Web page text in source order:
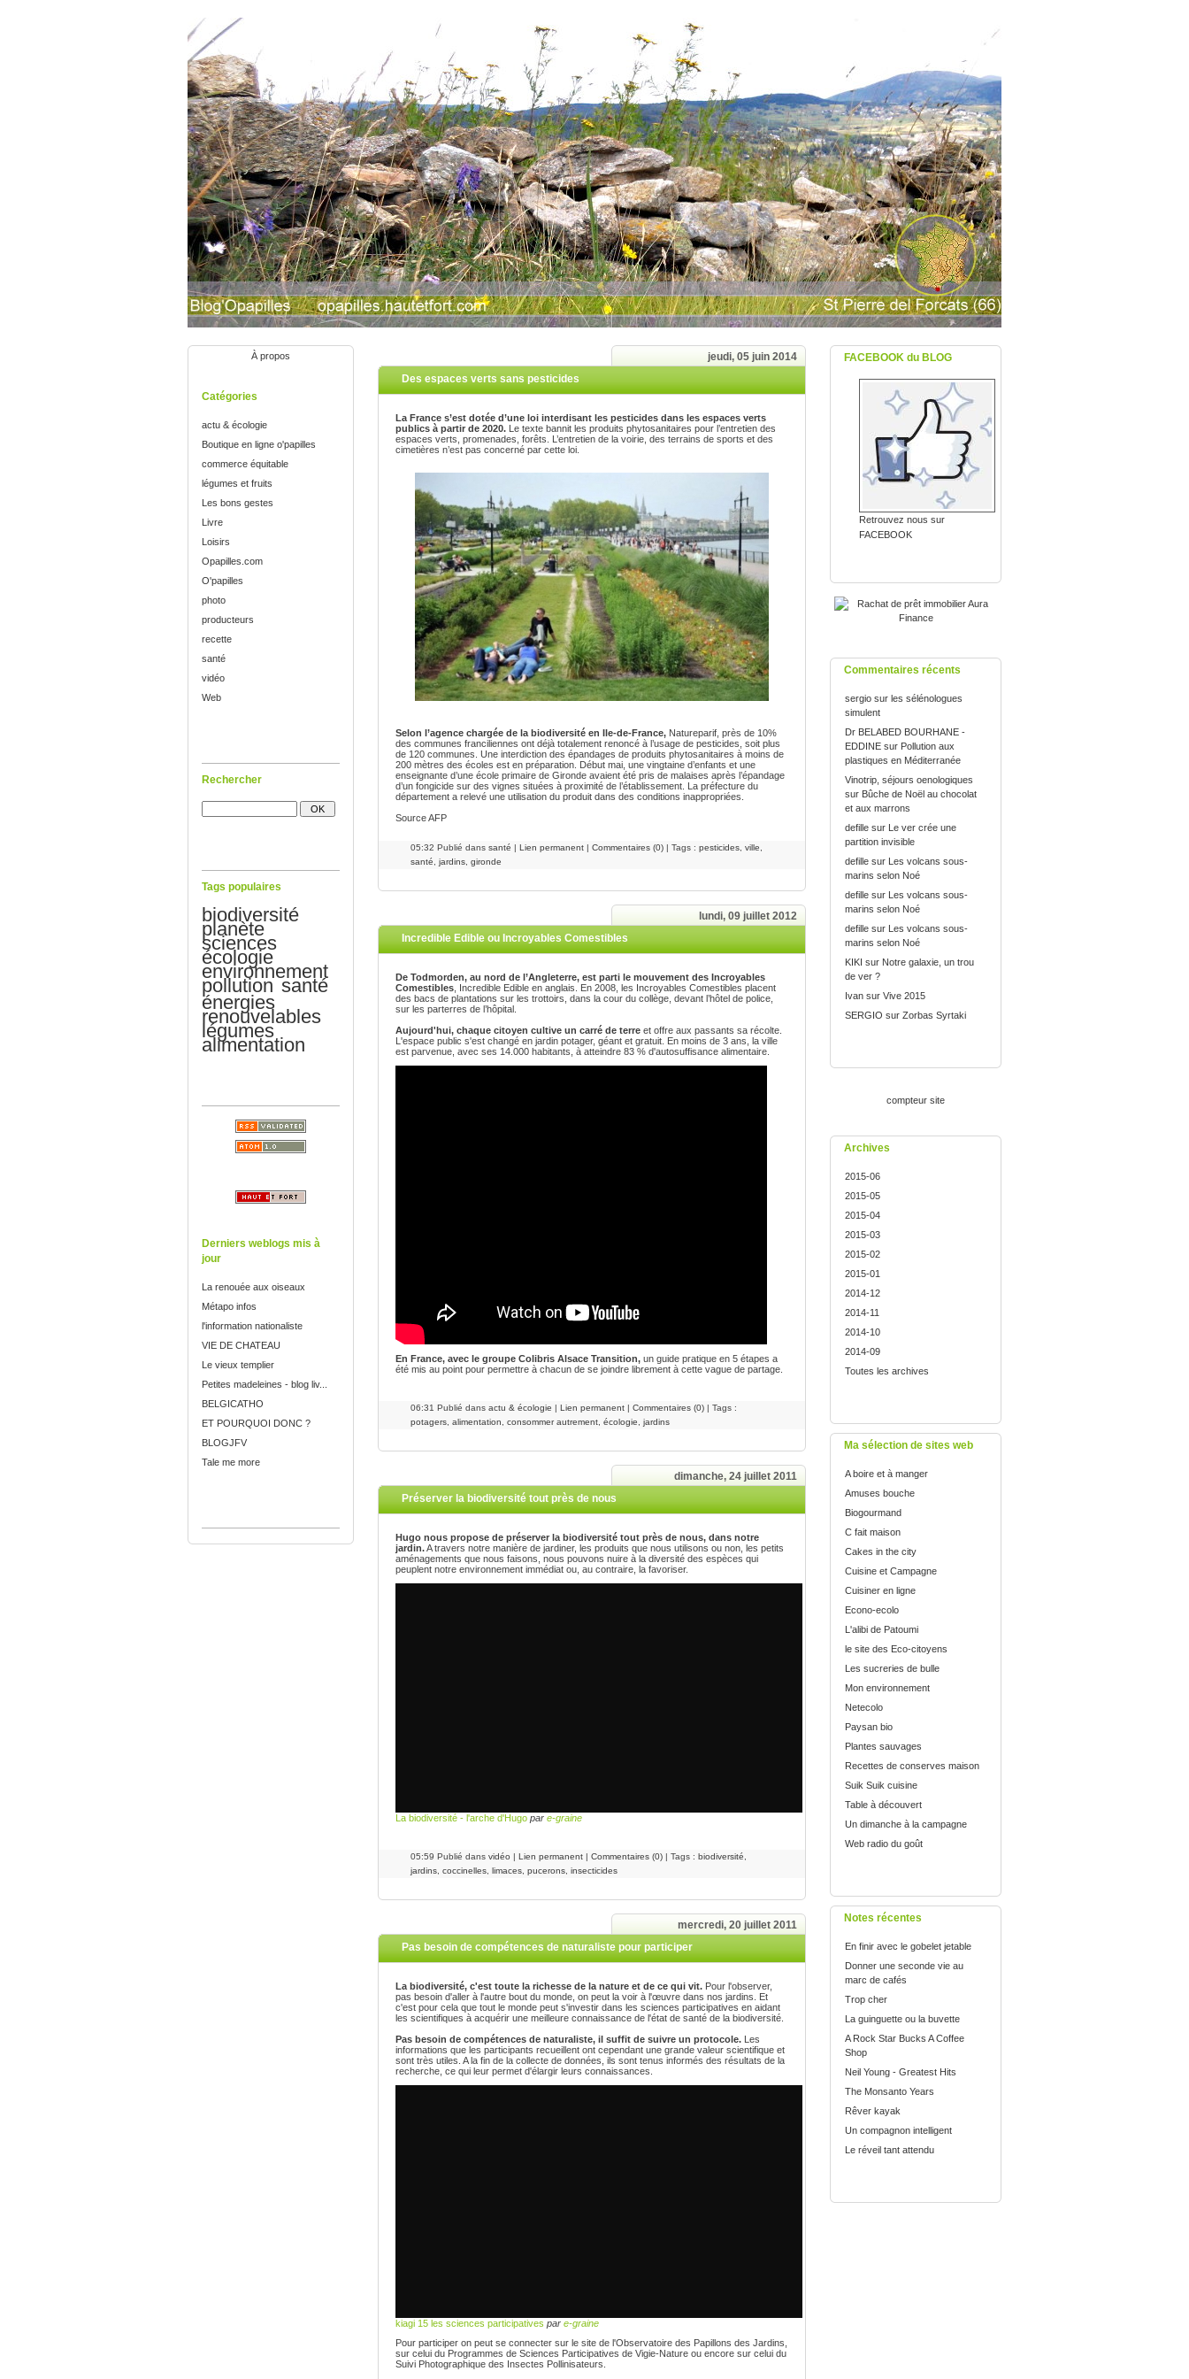
À propos
Catégories
actu & écologie
Boutique en ligne o'papilles
commerce équitable
légumes et fruits
Les bons gestes
Livre
Loisirs
Opapilles.com
O'papilles
photo
producteurs
recette
santé
vidéo
Web
Rechercher
Tags populaires
biodiversité
planète
sciences
écologie
environnement
pollution santé
énergies
renouvelables
légumes
alimentation
Derniers weblogs mis à
jour
La renouée aux oiseaux
Métapo infos
l'information nationaliste
VIE DE CHATEAU
Le vieux templier
Petites madeleines - blog liv...
BELGICATHO
ET POURQUOI DONC ?
BLOGJFV
Tale me more
FACEBOOK du BLOG
Retrouvez nous sur
FACEBOOK
Commentaires récents
sergio sur les sélénologues
simulent
Dr BELABED BOURHANE -
EDDINE sur Pollution aux
plastiques en Méditerranée
Vinotrip, séjours oenologiques
sur Bûche de Noël au chocolat
et aux marrons
defille sur Le ver crée une
partition invisible
defille sur Les volcans sous-
marins selon Noé
defille sur Les volcans sous-
marins selon Noé
defille sur Les volcans sous-
marins selon Noé
KIKI sur Notre galaxie, un trou
de ver ?
Ivan sur Vive 2015
SERGIO sur Zorbas Syrtaki
compteur site
Archives
2015-06
2015-05
2015-04
2015-03
2015-02
2015-01
2014-12
2014-11
2014-10
2014-09
Toutes les archives
Ma sélection de sites web
A boire et à manger
Amuses bouche
Biogourmand
C fait maison
Cakes in the city
Cuisine et Campagne
Cuisiner en ligne
Econo-ecolo
L'alibi de Patoumi
le site des Eco-citoyens
Les sucreries de bulle
Mon environnement
Netecolo
Paysan bio
Plantes sauvages
Recettes de conserves maison
Suik Suik cuisine
Table à découvert
Un dimanche à la campagne
Web radio du goût
Notes récentes
En finir avec le gobelet jetable
Donner une seconde vie au
marc de cafés
Trop cher
La guinguette ou la buvette
A Rock Star Bucks A Coffee
Shop
Neil Young - Greatest Hits
The Monsanto Years
Rêver kayak
Un compagnon intelligent
Le réveil tant attendu
jeudi, 05 juin 2014
Des espaces verts sans pesticides
La France s’est dotée d’une loi interdisant les pesticides dans les espaces verts
publics à partir de 2020. Le texte bannit les produits phytosanitaires pour l’entretien des
espaces verts, promenades, forêts. L’entretien de la voirie, des terrains de sports et des
cimetières n’est pas concerné par cette loi.
Selon l’agence chargée de la biodiversité en Ile-de-France, Natureparif, près de 10%
des communes franciliennes ont déjà totalement renoncé à l’usage de pesticides, soit plus
de 120 communes. Une interdiction des épandages de produits phytosanitaires à moins de
200 mètres des écoles est en préparation. Début mai, une vingtaine d’enfants et une
enseignante d’une école primaire de Gironde avaient été pris de malaises après l’épandage
d’un fongicide sur des vignes situées à proximité de l’établissement. La préfecture du
département a relevé une utilisation du produit dans des conditions inappropriées.
Source AFP
05:32 Publié dans santé | Lien permanent | Commentaires (0) | Tags : pesticides ville
santé
jardins gironde
lundi, 09 juillet 2012
Incredible Edible ou Incroyables Comestibles
De Todmorden, au nord de l’Angleterre, est parti le mouvement des Incroyables
Comestibles , Incredible Edible en anglais. En 2008, les Incroyables Comestibles placent
des bacs de plantations sur les trottoirs, dans la cour du collège, devant l’hôtel de police,
sur les parterres de l’hôpital.
Aujourd'hui, chaque citoyen cultive un carré de terre et offre aux passants sa récolte.
L'espace public s'est changé en jardin potager, géant et gratuit. En moins de 3 ans, la ville
est parvenue, avec ses 14.000 habitants, à atteindre 83 % d'autosuffisance alimentaire.
En France, avec le groupe Colibris Alsace Transition, un guide pratique en 5 étapes a
été mis au point pour permettre à chacun de se joindre librement à cette vague de partage.
06:31 Publié dans actu & écologie | Lien permanent | Commentaires (0) | Tags :
potagers alimentation consommer autrement écologie jardins
dimanche, 24 juillet 2011
Préserver la biodiversité tout près de nous
Hugo nous propose de préserver la biodiversité tout près de nous, dans notre
jardin.A travers notre manière de jardiner, les produits que nous utilisons ou non, les petits
aménagements que nous faisons, nous pouvons nuire à la diversité des espèces qui
peuplent notre environnement immédiat ou, au contraire, la favoriser.
La biodiversité - l'arche d'Hugo par e-graine
05:59 Publié dans vidéo | Lien permanent | Commentaires (0) | Tags : biodiversité
jardins coccinelles limaces pucerons insecticides
mercredi, 20 juillet 2011
Pas besoin de compétences de naturaliste pour participer
La biodiversité, c'est toute la richesse de la nature et de ce qui vit. Pour l'observer,
pas besoin d'aller à l'autre bout du monde, on peut la voir à l'œuvre dans nos jardins. Et
c'est pour cela que tout le monde peut s'investir dans les sciences participatives en aidant
les scientifiques à acquérir une meilleure connaissance de l'état de santé de la biodiversité.
Pas besoin de compétences de naturaliste, il suffit de suivre un protocole. Les
informations que les participants recueillent ont cependant une grande valeur scientifique et
sont très utiles. A la fin de la collecte de données, ils sont tenus informés des résultats de la
recherche, ce qui leur permet d'élargir leurs connaissances.
kiagi 15 les sciences participatives par e-graine
Pour participer on peut se connecter sur le site de l'Observatoire des Papillons des Jardins,
sur celui du Programmes de Sciences Participatives de Vigie-Nature ou encore sur celui du
Suivi Photographique des Insectes Pollinisateurs.